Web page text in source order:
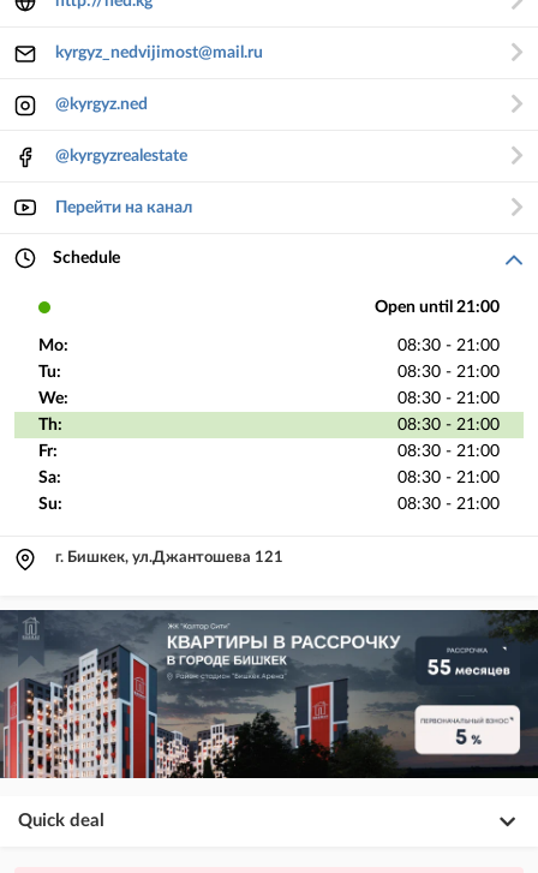
kyrgyz_nedvijimost@mail.ru
@kyrgyz.ned
@kyrgyzrealestate
Перейти на канал
Schedule
Open until 21:00
Mo:
08:30 - 21:00
Tu:
08:30 - 21:00
We:
08:30 - 21:00
Th:
08:30 - 21:00
Fr:
08:30 - 21:00
Sa:
08:30 - 21:00
Su:
08:30 - 21:00
г. Бишкек, ул.Джантошева 121
Quick deal